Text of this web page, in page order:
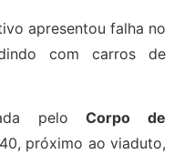
apresentou falha no
com carros de
peloCorpo de
próximo ao viaduto,